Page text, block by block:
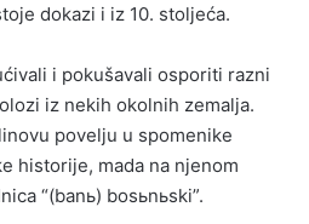
dokazi i iz 10. stoljeća.
i pokušavali osporiti razni
iz nekih okolnih zemalja.
povelju u spomenike
historije, mada na njenom
“(banь) bosьnьski”.